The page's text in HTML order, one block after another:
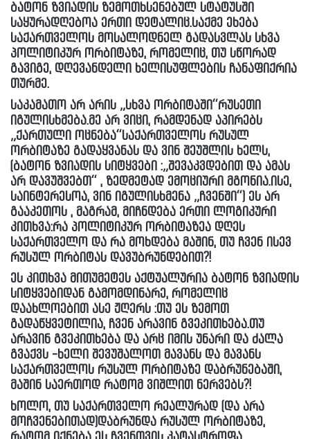
ბატონ ზვიადის ზემოთხსენებულ სტატუსში
საყურადღებოა ერთი დეტალიც.საქმე ეხება
საქართველოს მოსალოდნელ გადასვლას სხვა
პოლიტიკურ ორბიტაზე, რომელიც, თუ სწორად
გავიგე, დღევანდელი ხელისუფლების ჩანაფიქრია
თურმე.
საკამათო არ არის „სხვა ორბიტაში“რუსეთი
იგულისხმება.მე არ ვიცი, რამდენად აპირებს
„ქართული ოცნება“საქართველოს რუსულ
ორბიტაზე გადაყვანას და ვინ შეუშლის ხელს,
(ბატონ ზვიადის სიტყვები :„შევაკვდებით და ამას
არ დავუშვებთ“ , ზედმეტად ემოციური მგონია.ისე,
საინტერესოა, ვინ იგულისხმენა „ჩვენში“) ეს არ
გააკეთოს , მაგრამ, მიჩნდება ერთი ლოგიკური
კითხვა:რა პოლიტიკურ ორბიტაზეა დღეს
საქართველო და რა მოხდება მაშინ, თუ ჩვენ ისევ
რუსულ ორბიტას დავუბრუნდებით?!
ეს კითხვა მითუმეტეს აქტუალურია ბატონ ზვიადის
სიტყვებიდან გამომდინარე, რომელიც
დაახლოებით ასე ჟღერს :თუ ეს ზემოთ
გადაწყვეტილია, ჩვენ არავინ გვეკითხება.თუ
არავინ გვეკითხება და არც იმის უნარი და ძალა
გვაქვს -ხელი შევუშალოთ მავანს და მავანს
საქართველოს რუსულ ორბიტაზე დაბრუნებაში,
მაშინ საერთოდ რატომ ვიშლით ნერვებს?!
ხოლო, თუ საქართველო რეალურად (და არა
მოჩვენებითად)დაბრუნდა რუსულ ორბიტაზე,